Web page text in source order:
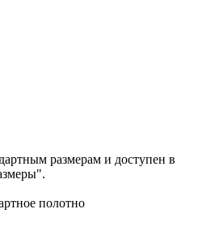
размерам и доступен в
полотно